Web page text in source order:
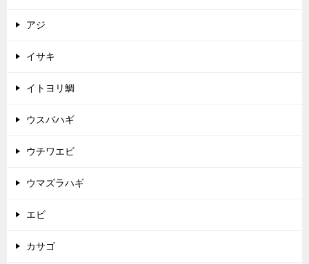
アジ
イサキ
イトヨリ鯛
ウスバハギ
ウチワエビ
ウマズラハギ
エビ
カサゴ